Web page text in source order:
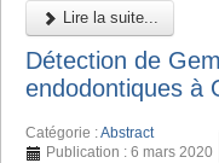
Lire la suite...
Détection de
endodontiques à
Catégorie :Abstract
Publication : 6 mars 2020